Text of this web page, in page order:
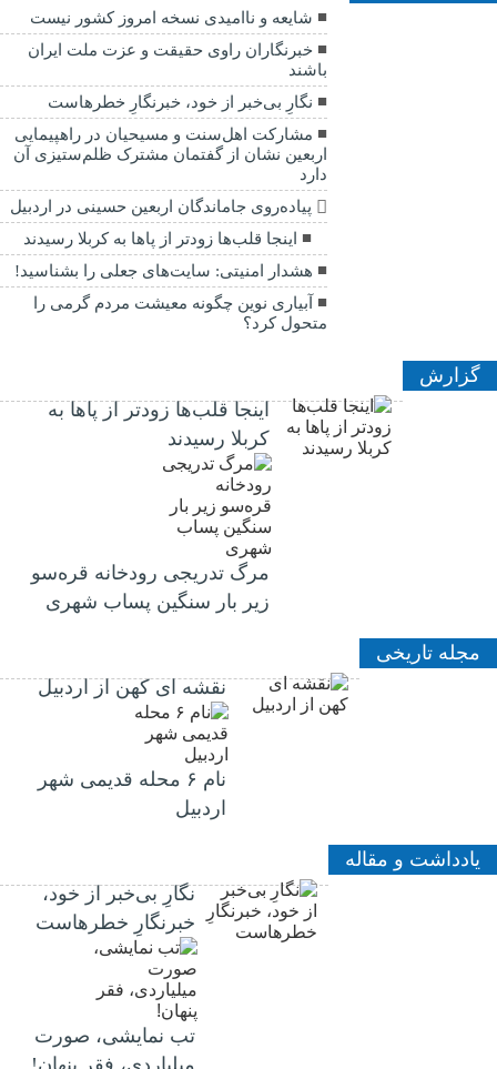
شایعه و ناامیدی نسخه امروز کشور نیست
خبرنگاران راوی حقیقت و عزت ملت ایران
باشند
نگارِ بی‌خبر از خود، خبرنگارِ خطرهاست
مشارکت اهل‌سنت و مسیحیان در راهپیمایی
اربعین نشان از گفتمان مشترک ظلم‌ستیزی آن
دارد
پیاده‌روی جاماندگان اربعین حسینی در اردبیل
اینجا قلب‌ها زودتر از پاها به کربلا رسیدند
هشدار امنیتی: سایت‌های جعلی را بشناسید!
آبیاری نوین چگونه معیشت مردم گرمی را
متحول کرد؟
گزارش
اینجا قلب‌ها زودتر از پاها به
کربلا رسیدند
مرگ تدریجی رودخانه قره‌سو
زیر بار سنگین پساب شهری
مجله تاریخی
نقشه ای کهن از اردبیل
نام ۶ محله قدیمی شهر
اردبیل
یادداشت و مقاله
نگارِ بی‌خبر از خود،
خبرنگارِ خطرهاست
تب نمایشی، صورت
میلیاردی، فقر پنهان!